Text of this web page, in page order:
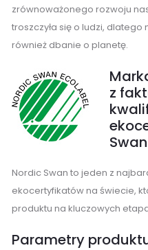
zrównoważonego rozwoju
troszczyła się o ludzi,
również dbanie o planetę.
z
Swan
Nordic Swan to jeden z
ekocertyfikatów na świecie,
produktu na kluczowych
Parametry